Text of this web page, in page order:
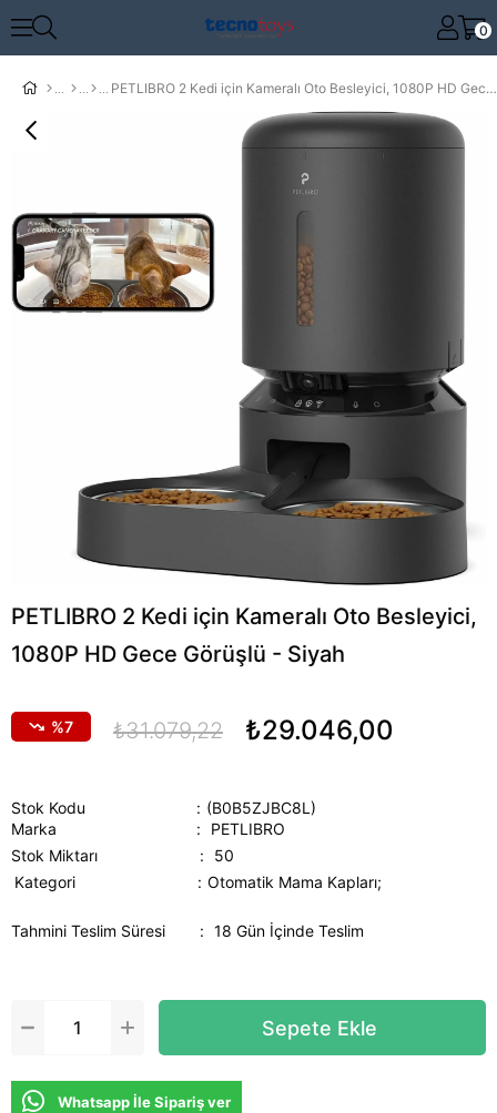
0
PETLIBRO 2 Kedi için Kameralı Oto Besleyici, 1080P HD Gece Görüşlü - Siyah
PETLIBRO 2 Kedi için Kameralı Oto Besleyici,
1080P HD Gece Görüşlü - Siyah
7 ₺31.079,22 ₺29.046,00
Stok Kodu
(B0B5ZJBC8L)
Marka
:
PETLIBRO
Stok Miktarı
:
50
Kategori
Otomatik Mama Kapları;
Tahmini Teslim Süresi : 18 Gün İçinde Teslim
Whatsapp İle Sipariş ver